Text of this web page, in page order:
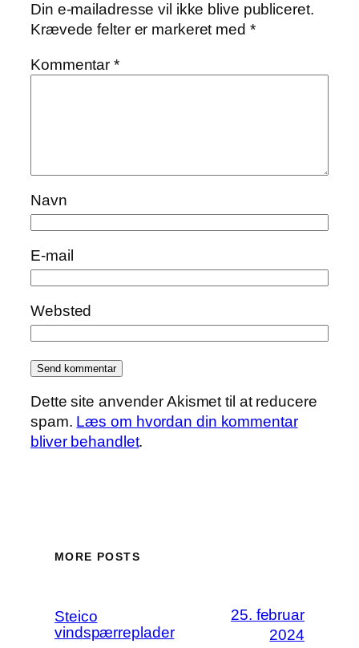
Din e-mailadresse vil ikke blive publiceret.
Krævede felter er markeret med *
Kommentar*
Navn
E-mail
Websted
Dette site anvender Akismet til at reducere
spam. Læs om hvordan din kommentar
bliver behandlet.
MORE POSTS
Steico
vindspærreplader
25. februar
2024